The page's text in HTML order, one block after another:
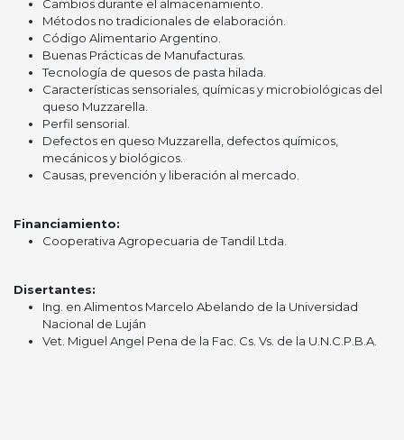
Cambios durante el almacenamiento.
Métodos no tradicionales de elaboración.
Código Alimentario Argentino.
Buenas Prácticas de Manufacturas.
Tecnología de quesos de pasta hilada.
Características sensoriales, químicas y microbiológicas del
queso Muzzarella.
Perfil sensorial.
Defectos en queso Muzzarella, defectos químicos,
mecánicos y biológicos.
Causas, prevención y liberación al mercado.
Financiamiento:
Cooperativa Agropecuaria de Tandil Ltda.
Disertantes:
Ing. en Alimentos Marcelo Abelando de la Universidad
Nacional de Luján
Vet. Miguel Angel Pena de la Fac. Cs. Vs. de la U.N.C.P.B.A.